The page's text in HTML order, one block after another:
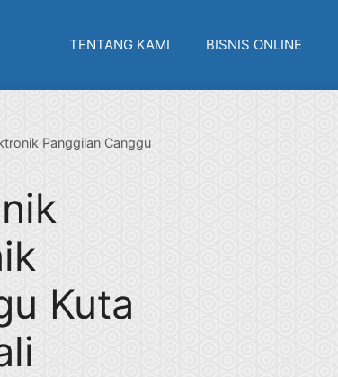
TENTANG KAMI BISNIS ONLINE
Panggilan Canggu
Kuta